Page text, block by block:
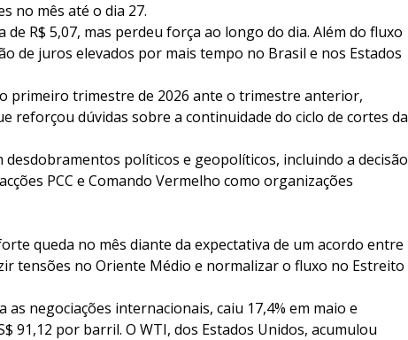
no mês até o dia 27.
R$ 5,07, mas perdeu força ao longo do dia. Além do fluxo
de juros elevados por mais tempo no Brasil e nos Estados
primeiro trimestre de 2026 ante o trimestre anterior,
reforçou dúvidas sobre a continuidade do ciclo de cortes da
políticos e geopolíticos, incluindo a decisão
PCC e Comando Vermelho como organizações
queda no mês diante da expectativa de um acordo entre
tensões no Oriente Médio e normalizar o fluxo no Estreito
negociações internacionais, caiu 17,4% em maio e
91,12 por barril. O WTI, dos Estados Unidos, acumulou